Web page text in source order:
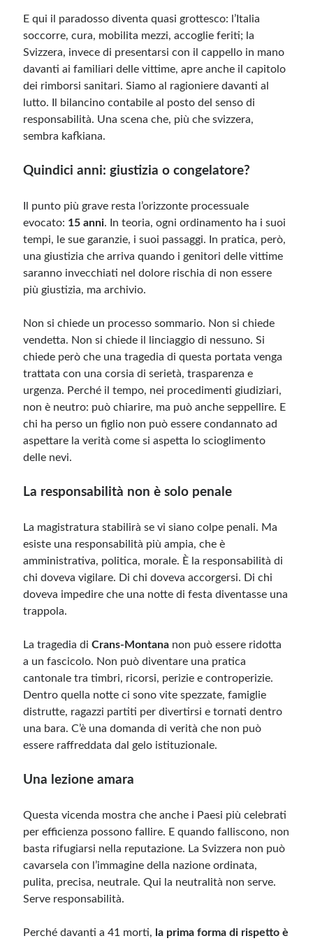
E qui il paradosso diventa quasi grottesco: l’Italia
soccorre, cura, mobilita mezzi, accoglie feriti; la
Svizzera, invece di presentarsi con il cappello in mano
davanti ai familiari delle vittime, apre anche il capitolo
dei rimborsi sanitari. Siamo al ragioniere davanti al
lutto. Il bilancino contabile al posto del senso di
responsabilità. Una scena che, più che svizzera,
sembra kafkiana.
Quindici anni: giustizia o congelatore?
Il punto più grave resta l’orizzonte processuale
evocato: 15 anni. In teoria, ogni ordinamento ha i suoi
tempi, le sue garanzie, i suoi passaggi. In pratica, però,
una giustizia che arriva quando i genitori delle vittime
saranno invecchiati nel dolore rischia di non essere
più giustizia, ma archivio.
Non si chiede un processo sommario. Non si chiede
vendetta. Non si chiede il linciaggio di nessuno. Si
chiede però che una tragedia di questa portata venga
trattata con una corsia di serietà, trasparenza e
urgenza. Perché il tempo, nei procedimenti giudiziari,
non è neutro: può chiarire, ma può anche seppellire. E
chi ha perso un figlio non può essere condannato ad
aspettare la verità come si aspetta lo scioglimento
delle nevi.
La responsabilità non è solo penale
La magistratura stabilirà se vi siano colpe penali. Ma
esiste una responsabilità più ampia, che è
amministrativa, politica, morale. È la responsabilità di
chi doveva vigilare. Di chi doveva accorgersi. Di chi
doveva impedire che una notte di festa diventasse una
trappola.
La tragedia diCrans-Montana non può essere ridotta
a un fascicolo. Non può diventare una pratica
cantonale tra timbri, ricorsi, perizie e controperizie.
Dentro quella notte ci sono vite spezzate, famiglie
distrutte, ragazzi partiti per divertirsi e tornati dentro
una bara. C’è una domanda di verità che non può
essere raffreddata dal gelo istituzionale.
Una lezione amara
Questa vicenda mostra che anche i Paesi più celebrati
per efficienza possono fallire. E quando falliscono, non
basta rifugiarsi nella reputazione. La Svizzera non può
cavarsela con l’immagine della nazione ordinata,
pulita, precisa, neutrale. Qui la neutralità non serve.
Serve responsabilità.
Perché davanti a 41 morti, la prima forma di rispetto è